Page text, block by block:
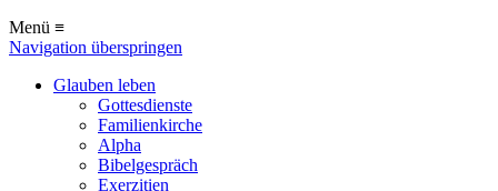
Menü ≡
Navigation überspringen
Glauben leben
Gottesdienste
Familienkirche
Alpha
Bibelgespräch
Exerzitien